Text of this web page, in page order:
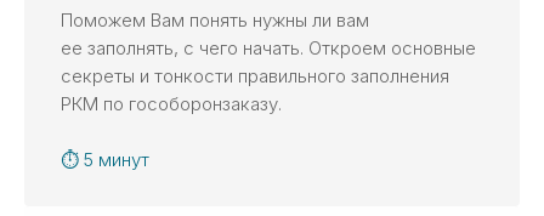
Поможем Вам понять нужны ли вам
ее заполнять, с чего начать. Откроем основные
секреты и тонкости правильного заполнения
РКМ по гособоронзаказу.
⏱ 5 минут
+7 (917) 887-95-50
Контакты
info@kaznahelp.ru